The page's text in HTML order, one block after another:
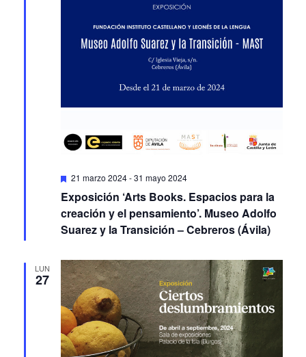
Featured
21 marzo 2024-31 mayo 2024
Exposición ‘Arts Books. Espacios para la
creación y el pensamiento’. Museo Adolfo
Suarez y la Transición – Cebreros (Ávila)
LUN
27